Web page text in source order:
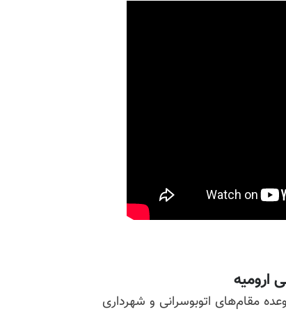
ارومیه
مقام‌های اتوبوسرانی و شهرداری